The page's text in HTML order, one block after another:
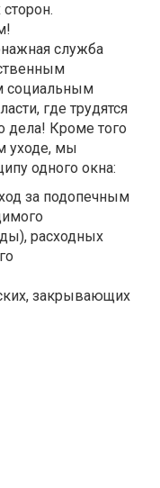
служба
социальным
где трудятся
дела! Кроме того
уходе, мы
одного окна:
за подопечным
расходных
закрывающих